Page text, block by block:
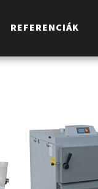
REFERENCIÁK